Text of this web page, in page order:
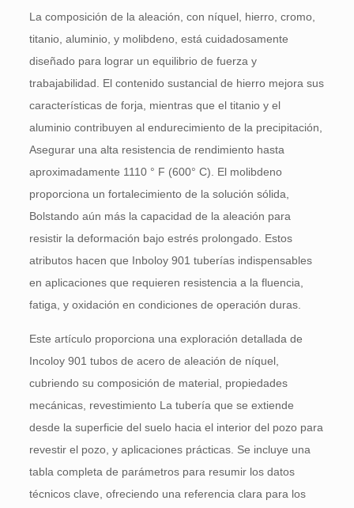
La composición de la aleación, con níquel, hierro, cromo,
titanio, aluminio, y molibdeno, está cuidadosamente
diseñado para lograr un equilibrio de fuerza y
trabajabilidad. El contenido sustancial de hierro mejora sus
características de forja, mientras que el titanio y el
aluminio contribuyen al endurecimiento de la precipitación,
Asegurar una alta resistencia de rendimiento hasta
aproximadamente 1110 ° F (600° C). El molibdeno
proporciona un fortalecimiento de la solución sólida,
Bolstando aún más la capacidad de la aleación para
resistir la deformación bajo estrés prolongado. Estos
atributos hacen que Inboloy 901 tuberías indispensables
en aplicaciones que requieren resistencia a la fluencia,
fatiga, y oxidación en condiciones de operación duras.
Este artículo proporciona una exploración detallada de
Incoloy 901 tubos de acero de aleación de níquel,
cubriendo su composición de material, propiedades
mecánicas, revestimiento La tubería que se extiende
desde la superficie del suelo hacia el interior del pozo para
revestir el pozo, y aplicaciones prácticas. Se incluye una
tabla completa de parámetros para resumir los datos
técnicos clave, ofreciendo una referencia clara para los